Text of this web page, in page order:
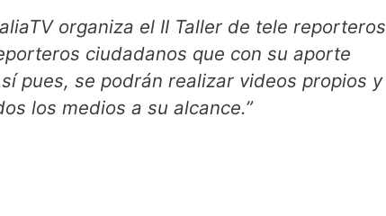
organiza el II Taller de tele reporteros
ciudadanos que con su aporte
pues, se podrán realizar videos propios y
los medios a su alcance.”